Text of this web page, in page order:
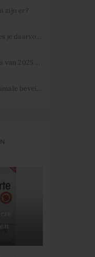
zijn er?
Tuin aanleggen: wanneer kies je daarvoor
De leukste vriendinnenuitjes van 2025 dit mag je niet missen.
Bearlock voor campers: optimale beveiliging